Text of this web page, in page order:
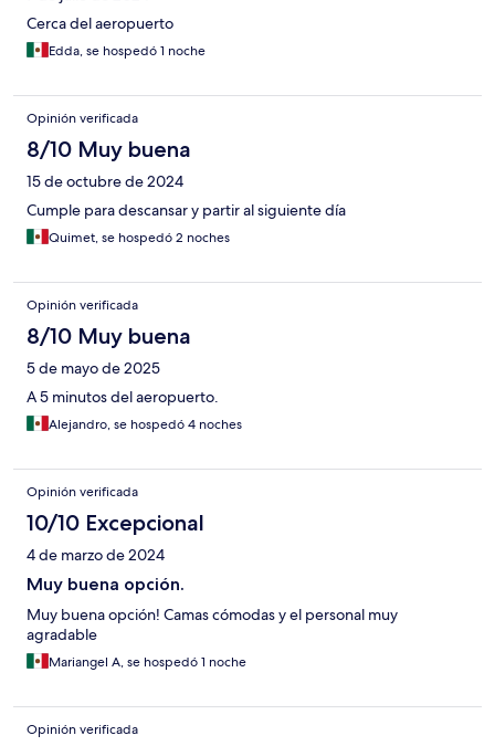
Cerca del aeropuerto
Edda, se hospedó 1 noche
Opinión verificada
8/10 Muy buena
15 de octubre de 2024
Cumple para descansar y partir al siguiente día
Quimet, se hospedó 2 noches
Opinión verificada
8/10 Muy buena
5 de mayo de 2025
A 5 minutos del aeropuerto.
Alejandro, se hospedó 4 noches
Opinión verificada
10/10 Excepcional
4 de marzo de 2024
Muy buena opción.
Muy buena opción! Camas cómodas y el personal muy
agradable
Mariangel A, se hospedó 1 noche
Opinión verificada